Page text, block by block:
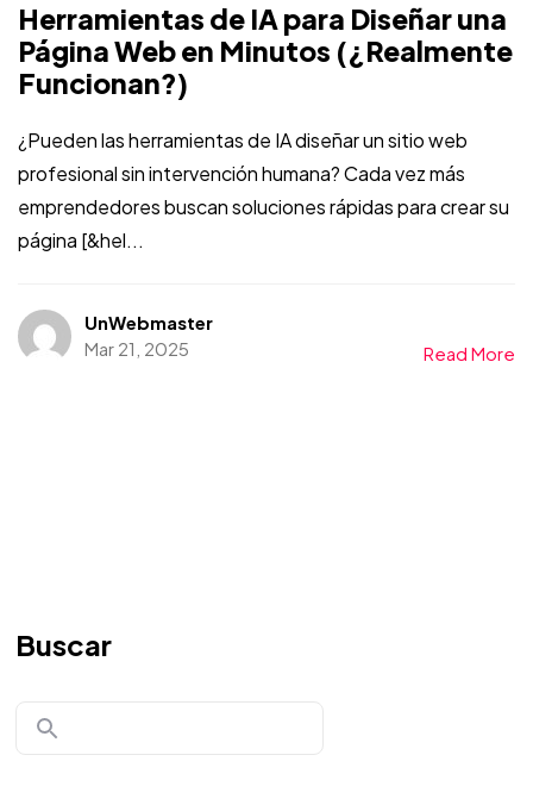
Herramientas de IA para Diseñar una
Página Web en Minutos (¿Realmente
Funcionan?)
¿Pueden las herramientas de IA diseñar un sitio web
profesional sin intervención humana? Cada vez más
emprendedores buscan soluciones rápidas para crear su
página [&hel...
UnWebmaster
Mar 21, 2025
Read More
Buscar